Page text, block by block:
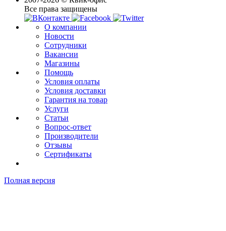
Все права защищены
О компании
Новости
Сотрудники
Вакансии
Магазины
Помощь
Условия оплаты
Условия доставки
Гарантия на товар
Услуги
Статьи
Вопрос-ответ
Производители
Отзывы
Сертификаты
Полная версия